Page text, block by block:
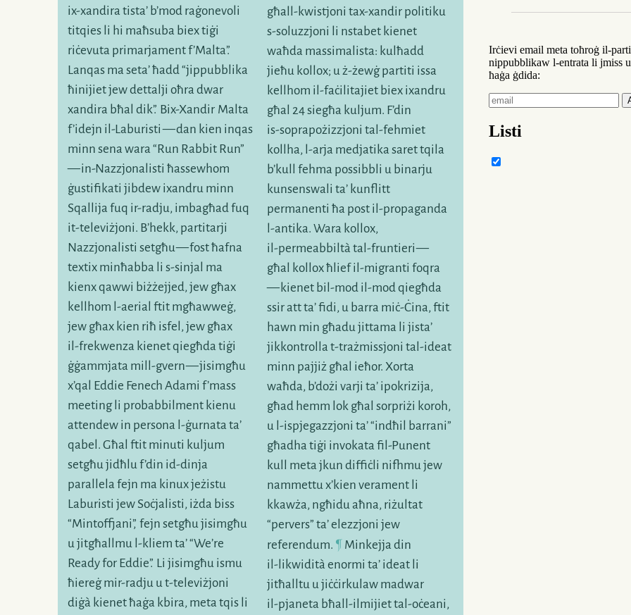
ix-xandira tista’ b’mod raġonevoli
titqies li hi maħsuba biex tiġi
riċevuta primarjament f’Malta”
.
Lanqas ma seta’ ħadd “jippubblika
ħinijiet jew dettalji oħra dwar
xandira bħal dik”
. Bix-Xandir Malta
f’idejn il-Laburisti— dan kien inqas
minn sena wara “Run Rabbit Run”
— in-Nazzjonalisti ħassewhom
ġustifikati jibdew ixandru minn
Sqallija fuq ir-radju, imbagħad fuq
it-televiżjoni. B’hekk, partitarji
Nazzjonalisti setgħu — fost ħafna
textix minħabba lis-sinjal ma
kienx qawwi biżżejjed, jew għax
kellhom l-aerial ftit mgħawweġ,
jew għax kien riħ isfel, jew għax
il-frekwenza kienet qiegħda tiġi
ġġammjata mill-gvern— jisimgħu
x’qal
Eddie Fenech Adami f’mass
meeting li probabbilment kienu
attendew in persona l-ġurnata ta’
qabel. Għal ftit minuti kuljum
setgħu jidħlu f’din id-dinja
parallela fejn ma kinux jeżistu
Laburisti jew Soċjalisti, iżda biss
“Mintoffjani”
, fejn setgħu jisimgħu
u jitgħallmu l-kliem ta’ “We’re
Ready for Eddie”
. Li jisimgħu ismu
ħiereġmir-radju ut-televiżjoni
diġà kienet ħaġa kbira, meta tqis li
għall-kwistjonitax-xandir politiku
s-soluzzjoni li nstabet kienet
waħda massimalista: kulħadd
jieħu kollox; uż-żewġpartiti issa
kellhom il-faċilitajiet biex ixandru
għal 24 siegħa kuljum. F’din
is-soprapożizzjoni tal-fehmiet
kollha, l-arja medjatika saret tqila
b’kull fehma possibbli u binarju
kunsenswali ta’ kunflitt
permanenti ħa post il-propaganda
l-antika. Wara kollox,
il-permeabbiltà tal-fruntieri —
għal kollox ħliefil-migranti foqra
— kienet bil-mod il-mod qiegħda
ssir att ta’ fidi, u barra miċ-Ċina, ftit
hawn min għadu jittama li jista’
jikkontrollat-trażmissjoni tal-ideat
minn pajjiż għal ieħor. Xorta
waħda, b’dożi varji ta’ ipokrizija,
għad hemm lok għal sorpriżi koroh,
u l-ispjegazzjoni ta’ “indħil barrani”
għadha tiġi invokatafil-Punent
kull meta jkun diffiċli nifhmu jew
nammettux’kien verament li
kkawża, ngħidu aħna, riżultat
“pervers” ta’ elezzjoni jew
referendum. ¶ Minkejja din
il-likwidità enormi ta’ ideat li
jitħalltu u jiċċirkulaw madwar
il-pjaneta bħall-ilmijiettal-oċeani,
fl-anonimitàtad-
industrijali ta’
t-tekno
ir-ritratti— il-magni
tewmin